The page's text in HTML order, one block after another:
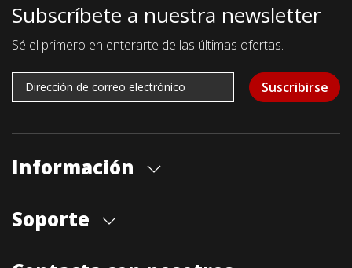
Subscríbete a nuestra newsletter
Sé el primero en enterarte de las últimas ofertas.
Suscribirse
Información
Cita previa tienda
Soporte